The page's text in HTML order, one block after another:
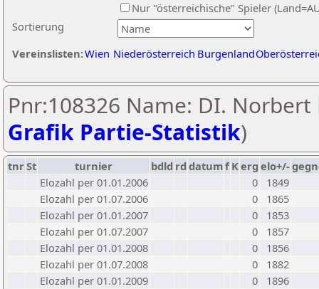
Sortierung
Nur "österreichische" Spieler
Vereinslisten:Wien Niederösterreich Burgenland
Pnr:108326 Name: DI. Norbert
Grafik Partie-Statistik)
tnrSt turnier bdld rd datumf Kerg elo+/-
Elozahl per 01.01.2006
0
1849
Elozahl per 01.07.2006
0
1865
Elozahl per 01.01.2007
0
1853
Elozahl per 01.07.2007
0
1857
Elozahl per 01.01.2008
0
1856
Elozahl per 01.07.2008
0
1882
Elozahl per 01.01.2009
0
1896